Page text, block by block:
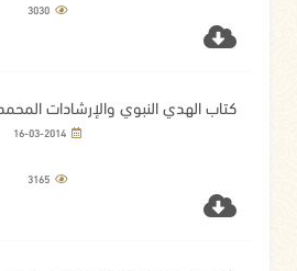
3030
كتاب الهدي النبوي والإرشادات
16-03-2014
3165